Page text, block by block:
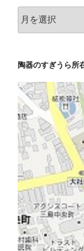
別
記
事
去
ロ
グ
記
事
陶器のすぎうら所